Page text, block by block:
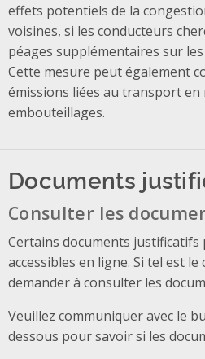
effets potentiels de la
voisines, si les conducteurs
péages supplémentaires sur
Cette mesure peut également
émissions liées au transport en
embouteillages.
Documents
Consulter les
Certains documents justificatifs
accessibles en ligne. Si tel est le
demander à consulter les
Veuillez communiquer avec le
dessous pour savoir si les